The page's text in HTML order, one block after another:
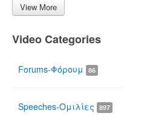
View More
Video Categories
Forums-Φόρουμ 86
Speeches-Ομιλίες 897